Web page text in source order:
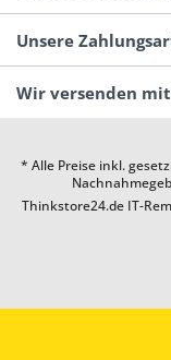
Unsere
Wir versenden
* Alle Preise inkl.
Thinkstore24.de IT-